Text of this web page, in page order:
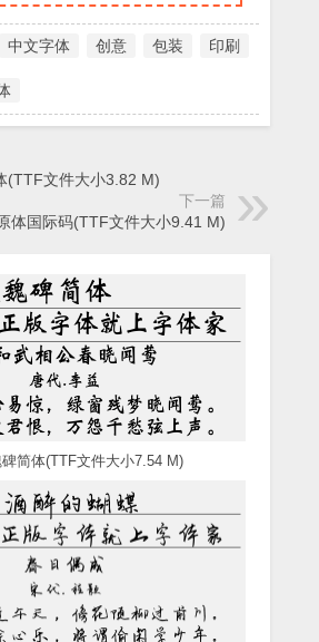
中文字体 创意 包装 印刷
(TTF文件大小3.82 M)
下一篇
体国际码(TTF文件大小9.41 M)
简体(TTF文件大小7.54 M)